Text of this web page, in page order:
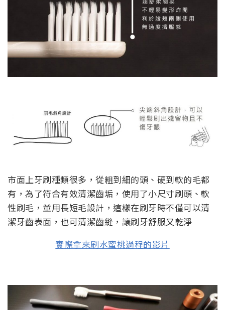
市面上牙刷種類很多，從粗到細的頭、硬到軟的毛都
有，為了符合有效清潔齒垢，使用了小尺寸刷頭、軟
性刷毛，並用長短毛設計，這樣在刷牙時不僅可以清
潔牙齒表面，也可清潔齒縫，讓刷牙舒服又乾淨
實際拿來刷水蜜桃過程的影片